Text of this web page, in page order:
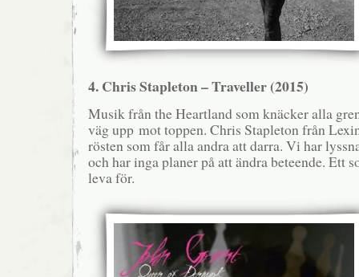
4. Chris Stapleton – Traveller (2015)
Musik från the Heartland som knäcker alla
väg upp mot toppen. Chris Stapleton från
rösten som får alla andra att darra. Vi har
och har inga planer på att ändra beteende. Ett
leva för.